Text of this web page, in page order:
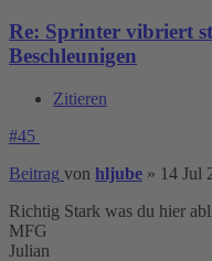
Re: Sprinter vibriert
Beschleunigen
Zitieren
#45
Beitrag von hljube » 14 Jul
Richtig Stark was du hier
MFG
Julian